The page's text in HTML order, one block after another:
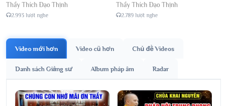
Thầy Thích Đạo Thịnh
2.993 lượt nghe
Thầy Thích Đạo Thịnh
2.789 lượt nghe
Video mới hơn Video cũ hơn Chủ đề Videos
Danh sách Giảng sư Album pháp âm Radar